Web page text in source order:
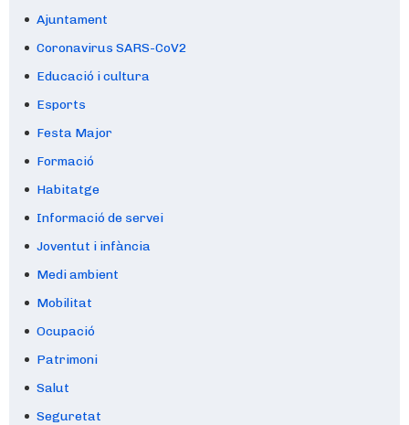
Ajuntament
Coronavirus SARS-CoV2
Educació i cultura
Esports
Festa Major
Formació
Habitatge
Informació de servei
Joventut i infància
Medi ambient
Mobilitat
Ocupació
Patrimoni
Salut
Seguretat